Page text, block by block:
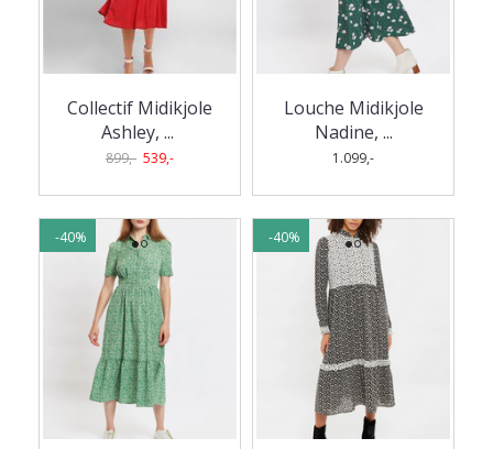
Collectif Midikjole
Ashley, ...
899,- 539,-
Louche Midikjole
Nadine, ...
1.099,-
-40% -40%